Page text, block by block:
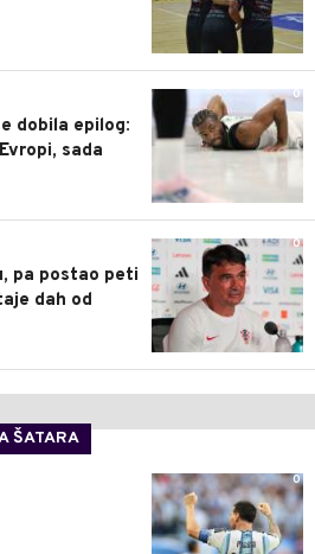
0
dobila epilog:
sada
0
pa postao peti
dah od
ŠATARA
0